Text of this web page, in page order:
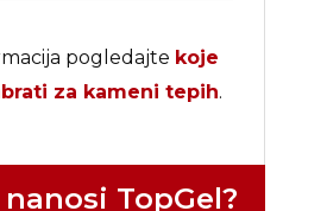
pogledajte koje
za kameni tepih.
nanosi TopGel?